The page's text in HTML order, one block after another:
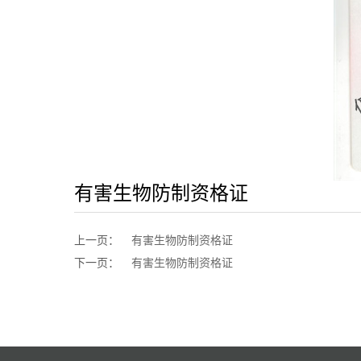
有害生物防制资格证
上一页：
有害生物防制资格证
下一页：
有害生物防制资格证